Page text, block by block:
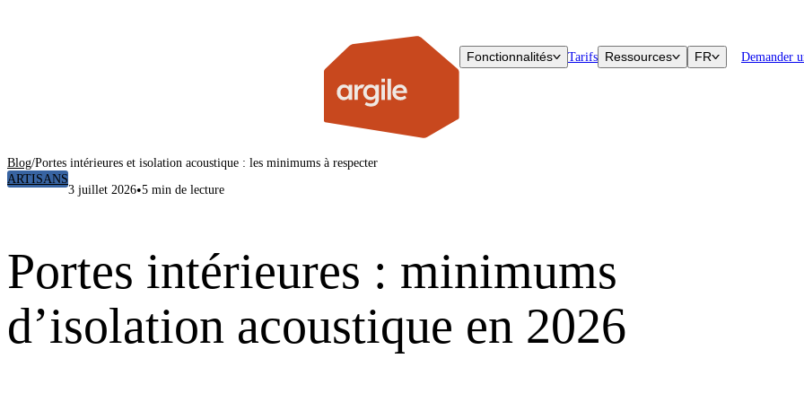
Fonctionnalités Tarifs Ressources FR Demander
Blog/Portes intérieures et isolation acoustique : les minimums à respecter
ARTISANS
3 juillet 2026•5 min de lecture
Portes intérieures : minimums
d’isolation acoustique en 2026